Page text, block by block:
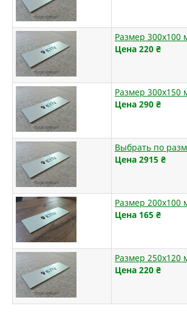
Размер 300х100
Цена 220 ₴
Размер 300х150
Цена 290 ₴
Выбрать по
Цена 2915 ₴
Размер 200х100
Цена 165 ₴
Размер 250х120
Цена 220 ₴